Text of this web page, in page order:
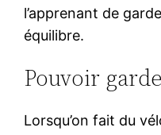
l’apprenant de
équilibre.
Pouvoir
Lorsqu’on fait du